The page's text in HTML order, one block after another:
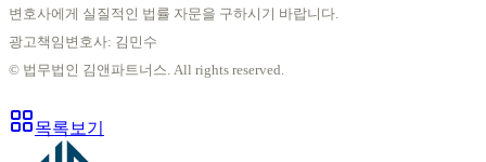
변호사에게 실질적인 법률 자문을 구하시기 바랍니다.
광고책임변호사: 김민수
© 법무법인 김앤파트너스. All rights reserved.
목록보기